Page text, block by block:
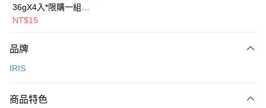
全盈+PAY
相關說明
AFTEE先享後付是「在收到商品之後才付款」的支付方式。 讓您購物簡單
１．簡單：不需註冊會員、不需綁卡、不需儲值。
２．便利：只要手機號碼，簡訊認證，即可結帳。
ATM付款
運送方式
36gX4入*限購一組｜
鱈+鮭+牛+羊（效期
NT$15
品牌
IRIS
商品特色